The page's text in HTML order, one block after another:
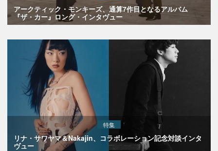
アークティック・モンキーズ、通算7作目となるアルバム
『ザ・カー』ロング・インタヴュー
特集
リナ・サワヤマ＆Nakajin、コラボレーション記念対談インタ
ヴュー